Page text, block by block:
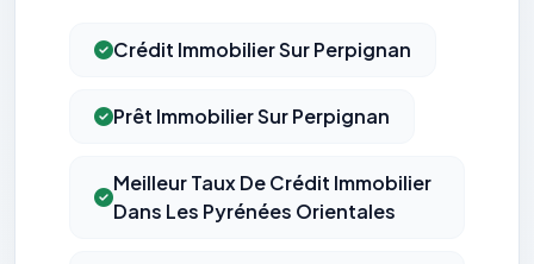
Crédit Immobilier Sur Perpignan
Prêt Immobilier Sur Perpignan
Meilleur Taux De Crédit Immobilier
Dans Les Pyrénées Orientales